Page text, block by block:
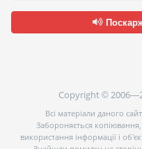
Copyright ©
Всі матеріали даного
Забороняється
використання інформації і